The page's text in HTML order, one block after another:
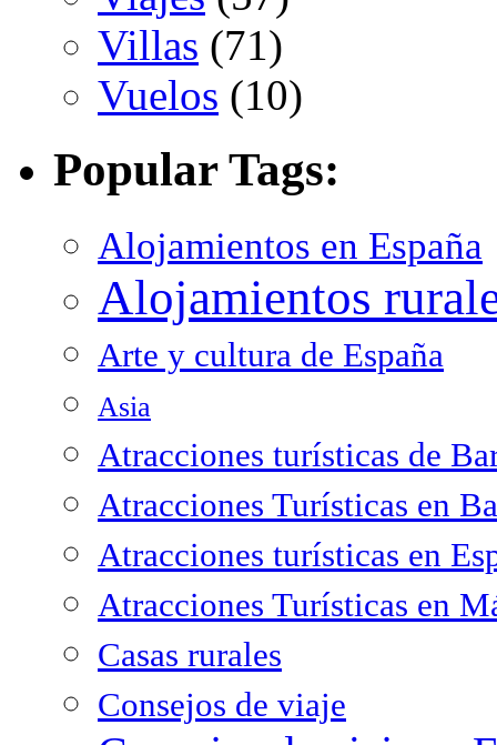
Villas (71)
Vuelos (10)
Popular Tags:
Alojamientos en España
Alojamientos
Arte y cultura de España
Asia
Atracciones turísticas de
Atracciones Turísticas en
Atracciones turísticas en
Atracciones Turísticas en
Casas rurales
Consejos de viaje